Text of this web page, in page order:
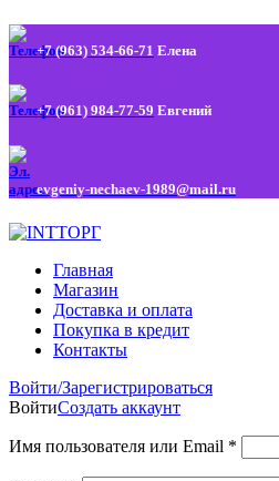
+7 (963) 534-66-71 Елена
+7 (961) 984-77-59 Евгений
evgeniy-nechaev-1989@mail.ru
Главная
Магазин
Доставка и оплата
Покупка в кредит
Контакты
Войти/Зарегистрироваться
ВойтиСоздать аккаунт
Имя пользователя или Email *